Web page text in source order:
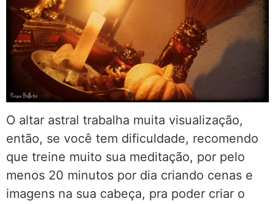
O altar astral trabalha muita visualização,
então, se você tem dificuldade, recomendo
que treine muito sua meditação, por pelo
menos 20 minutos por dia criando cenas e
imagens na sua cabeça, pra poder criar o